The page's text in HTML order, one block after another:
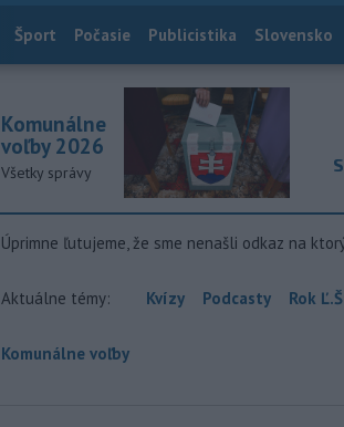
Index
Šport Počasie Publicistika Slovensko
Komunálne
voľby 2026
Všetky správy
Úprimne ľutujeme, že sme nenašli odkaz na
Aktuálne témy: Kvízy Podcasty Rok
Komunálne voľby